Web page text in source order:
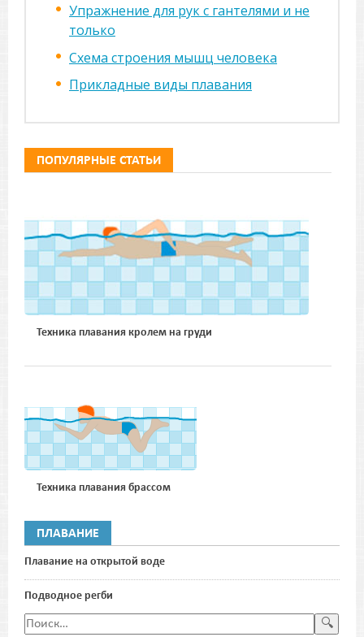
Упражнение для рук с гантелями и не
только
Схема строения мышц человека
Прикладные виды плавания
ПОПУЛЯРНЫЕ СТАТЬИ
Техника плавания кролем на груди
Техника плавания брассом
ПЛАВАНИЕ
Плавание на открытой воде
Подводное регби